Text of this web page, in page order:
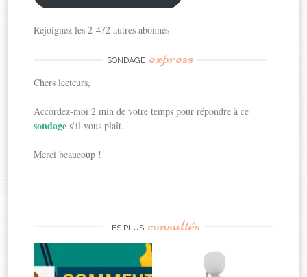
Rejoignez les 2 472 autres abonnés
SONDAGE express
Chers lecteurs,
Accordez-moi 2 min de votre temps pour répondre à ce
sondages’il vous plaît.
Merci beaucoup !
LES PLUS consultés